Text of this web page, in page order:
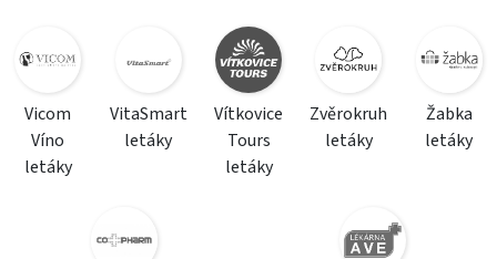
Vicom
Víno
letáky
VitaSmart
letáky
Vítkovice
Tours
letáky
Zvěrokruh
letáky
Žabka
letáky